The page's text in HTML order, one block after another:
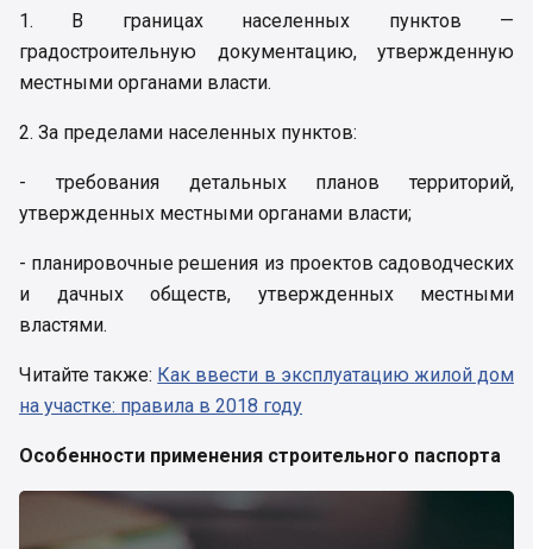
1. В границах населенных пунктов —
градостроительную документацию, утвержденную
местными органами власти.
2. За пределами населенных пунктов:
- требования детальных планов территорий,
утвержденных местными органами власти;
- планировочные решения из проектов садоводческих
и дачных обществ, утвержденных местными
властями.
Читайте также: Как ввести в эксплуатацию жилой дом
на участке: правила в 2018 году
Особенности применения строительного паспорта